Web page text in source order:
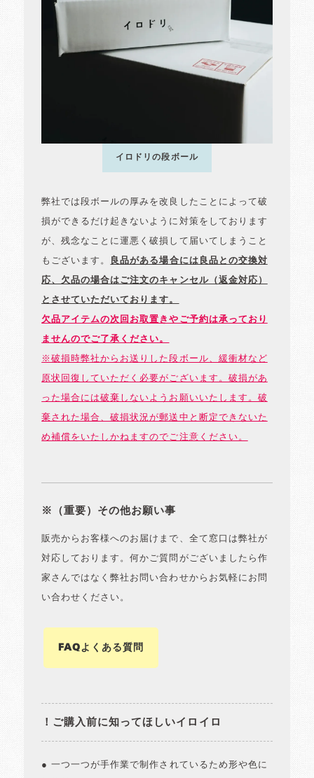
イロドリの段ボール
弊社では段ボールの厚みを改良したことによって破
損ができるだけ起きないように対策をしております
が、残念なことに運悪く破損して届いてしまうこと
もございます。 良品がある場合には良品との交換対
応、欠品の場合はご注文のキャンセル（返金対応）
とさせていただいております。
欠品アイテムの次回お取置きやご予約は承っており
ませんのでご了承ください。
※破損時弊社からお送りした段ボール、緩衝材など
原状回復していただく必要がございます。破損があ
った場合には破棄しないようお願いいたします。破
棄された場合、破損状況が郵送中と断定できないた
め補償をいたしかねますのでご注意ください。
※（重要）その他お願い事
販売からお客様へのお届けまで、全て窓口は弊社が
対応しております。何かご質問がございましたら作
家さんではなく弊社お問い合わせからお気軽にお問
い合わせください。
FAQよくある質問
！ご購入前に知ってほしいイロイロ
● 一つ一つが手作業で制作されているため形や色に